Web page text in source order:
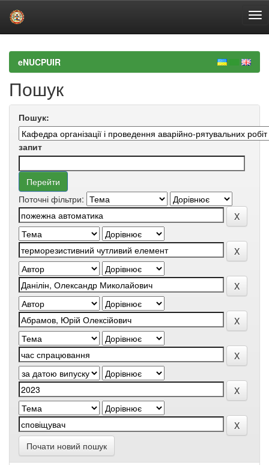
navigationeNUCPUIR
Пошук
Пошук:
запит
Поточні фільтри:
Почати новий пошук